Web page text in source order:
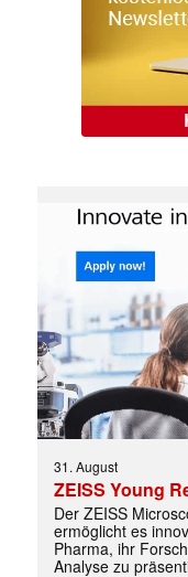
31. August
ZEISS Young
Der ZEISS
ermöglicht es
Pharma, ihr
Analyse zu